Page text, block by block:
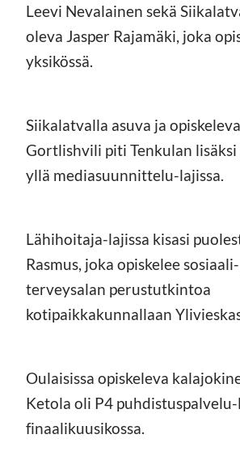
Leevi Nevalainen sekä
oleva Jasper Rajamäki, joka
yksikössä.
Siikalatvalla asuva ja
Gortlishvili piti Tenkulan lisäksi
yllä mediasuunnittelu-lajissa.
Lähihoitaja-lajissa kisasi
Rasmus, joka opiskelee
terveysalan perustutkintoa
kotipaikkakunnallaan
Oulaisissa opiskeleva
Ketola oli P4
finaalikuusikossa.